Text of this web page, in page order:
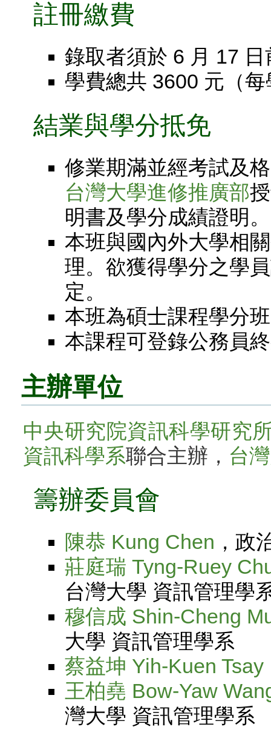
註冊繳費
錄取者須於 6 月 17
學費總共 3600 元（
結業與學分抵免
修業期滿並經考試及
台灣大學進修推廣部
明書及學分成績證明。
本班與國內外大學相
理。欲獲得學分之學
定。
本班為碩士課程學分
本課程可登錄公務員
主辦單位
中央研究院資訊科學研究
資訊科學系聯合主辦， 台
籌辦委員會
陳恭 Kung Chen ，政
莊庭瑞 Tyng-Ruey
台灣大學 資訊管理學
穆信成 Shin-Cheng
大學 資訊管理學系
蔡益坤 Yih-Kuen Tsay
王柏堯 Bow-Yaw
灣大學 資訊管理學系